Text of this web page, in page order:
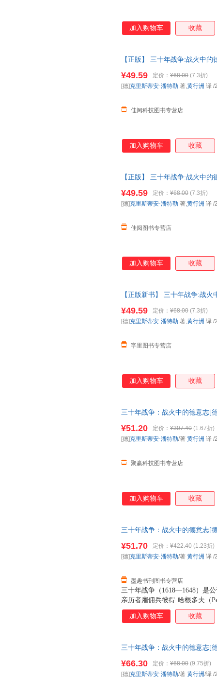
加入购物车 收藏
【正版】 三十年战争:战火中
¥49.59 定价： ¥68.00 (7.3折)
佳阅科技图书专营店
[德]克里斯蒂安·潘特勒 著,黄行洲 译 /
加入购物车 收藏
【正版】 三十年战争:战火中
¥49.59 定价： ¥68.00 (7.3折)
佳阅图书专营店
[德]克里斯蒂安·潘特勒 著,黄行洲 译 /
加入购物车 收藏
【正版新书】 三十年战争:战
¥49.59 定价： ¥68.00 (7.3折)
字里图书专营店
[德]克里斯蒂安·潘特勒 著,黄行洲 译 /
加入购物车 收藏
三十年战争：战火中的德意志[
电子发票！
¥51.20 定价： ¥307.40 (1.67折)
聚赢科技图书专营店
[德]克里斯蒂安·潘特勒/著 黄行洲 译 /
加入购物车 收藏
三十年战争：战火中的德意志[
电子发票！
三十年战争（1618—1648）是
亲历者雇佣兵彼得·哈根多夫（
（Maurus Friesenegger）的日
的欧洲，以及战争阴云下普通
¥51.70 定价： ¥422.40 (1.23折)
墨趣书刊图书专营店
[德]克里斯蒂安·潘特勒/著 黄行洲 译 /
加入购物车 收藏
三十年战争：战火中的德意志[
¥66.30 定价： ¥68.00 (9.75折)
[德]克里斯蒂安·潘特勒/著 黄行洲/译 /